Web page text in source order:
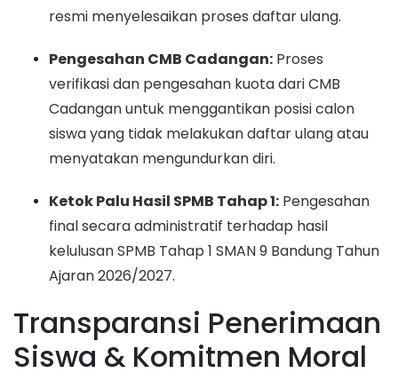
resmi menyelesaikan proses daftar ulang.
Pengesahan CMB Cadangan: Proses
verifikasi dan pengesahan kuota dari CMB
Cadangan untuk menggantikan posisi calon
siswa yang tidak melakukan daftar ulang atau
menyatakan mengundurkan diri.
Ketok Palu Hasil SPMB Tahap 1: Pengesahan
final secara administratif terhadap hasil
kelulusan SPMB Tahap 1 SMAN 9 Bandung Tahun
Ajaran 2026/2027.
Transparansi Penerimaan
Siswa & Komitmen Moral